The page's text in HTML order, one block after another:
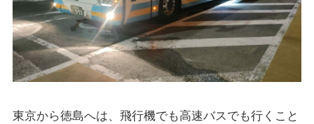
東京から徳島へは、飛行機でも高速バスでも行くこと